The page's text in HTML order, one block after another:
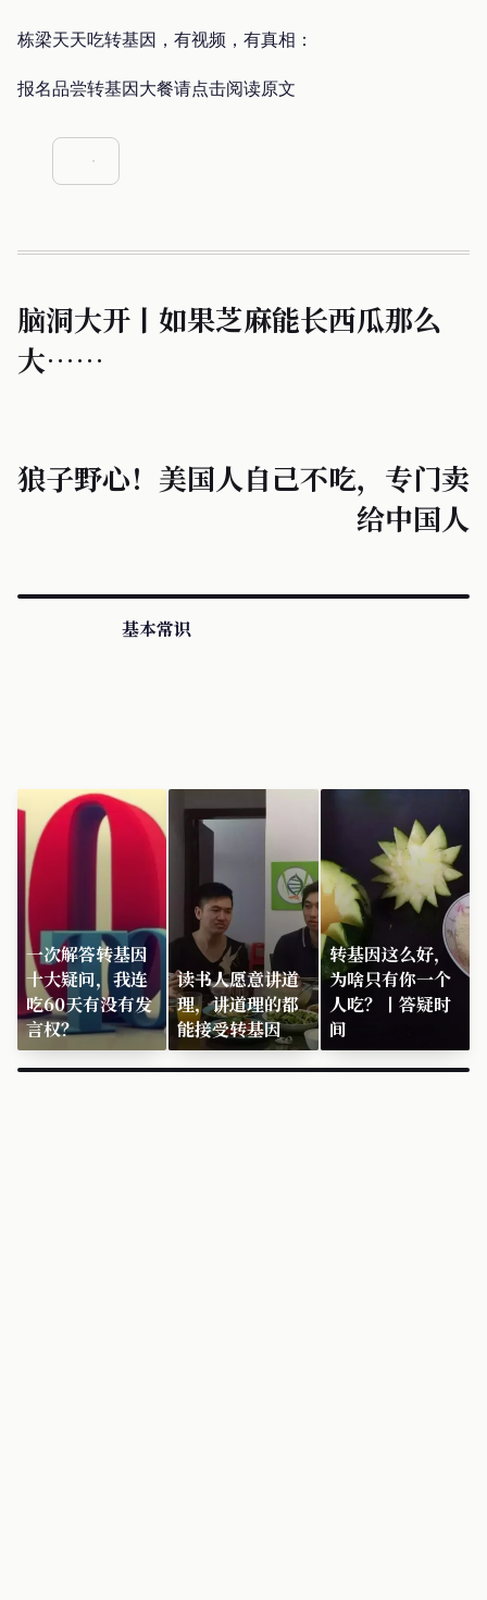
栋梁天天吃转基因，有视频，有真相：
报名品尝转基因大餐请点击阅读原文
脑洞大开丨如果芝麻能长西瓜那么
大……
狼子野心！美国人自己不吃，专门卖
给中国人
基本常识
一次解答转基因
十大疑问，我连
吃60天有没有发
言权？
读书人愿意讲道
理，讲道理的都
能接受转基因
转基因这么好，
为啥只有你一个
人吃？丨答疑时
间